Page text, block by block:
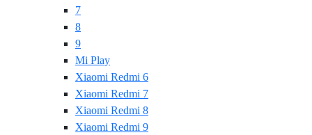
7
8
9
Mi Play
Xiaomi Redmi 6
Xiaomi Redmi 7
Xiaomi Redmi 8
Xiaomi Redmi 9